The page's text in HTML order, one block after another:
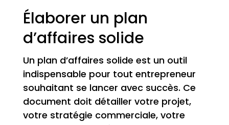
Élaborer un plan
d’affaires solide
Un plan d’affaires solide est un outil
indispensable pour tout entrepreneur
souhaitant se lancer avec succès. Ce
document doit détailler votre projet,
votre stratégie commerciale, votre